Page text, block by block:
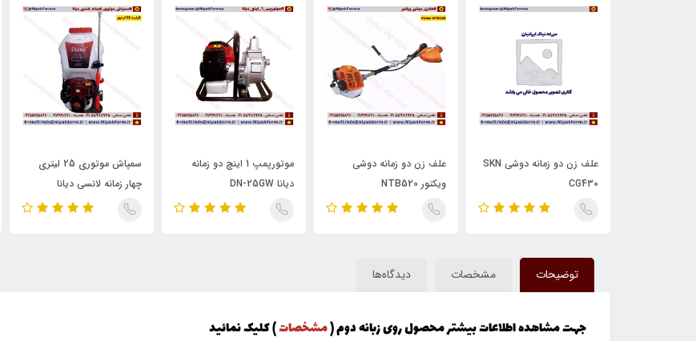
علف زن دو زمانه دوشی SKN
CG430
علف زن دو زمانه دوشی
ویکتور NTB520
موتورپمپ 1 اینچ دو زمانه
دیانا DN-25GW
سمپاش موتوری 25 لیتری
چهار زمانه لانسی دیانا
توضیحات مشخصات دیدگاه‌ها
جهت مشاهده اطلاعات بیشتر محصول روی زبانه دوم (مشخصات) کلیک نمائید